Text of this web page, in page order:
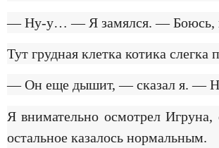
— Ну-у… — Я замялся. — Боюсь,
Тут грудная клетка котика слегка
— Он еще дышит, — сказал я. —
Я внимательно осмотрел
остальное казалось нормальным.